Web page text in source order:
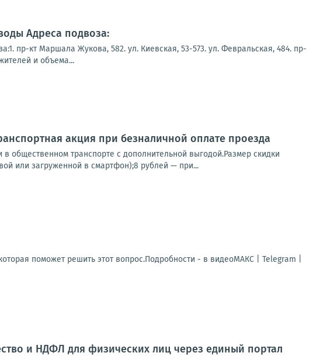
Адреса подвоза:
пр-кт Маршала Жукова, 582. ул. Киевская, 53-573. ул. Февральская, 484. пр-
и объема...
акция при безналичной оплате проезда
общественном транспорте с дополнительной выгодой.Размер скидки
или загруженной в смартфон);8 рублей — при...
поможет решить этот вопрос.Подробности - в видеоМАКС | Telegram |
и НДФЛ для физических лиц через единый портал